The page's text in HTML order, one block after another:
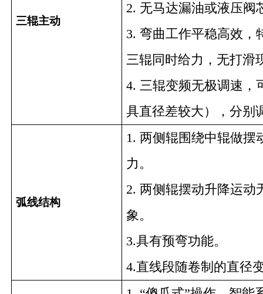
三辊主动
2. 无马达漏油或液压阀
3.弯曲工作平稳高效，
三辊同时给力，无打滑
4.三辊变频无极调速，
具直径差较大），分别
弧线结构
1.两侧辊围绕中辊做摆
力。
2.两侧辊摆动升降运动
象。
3.具有预弯功能。
4.直线段随卷制的直径